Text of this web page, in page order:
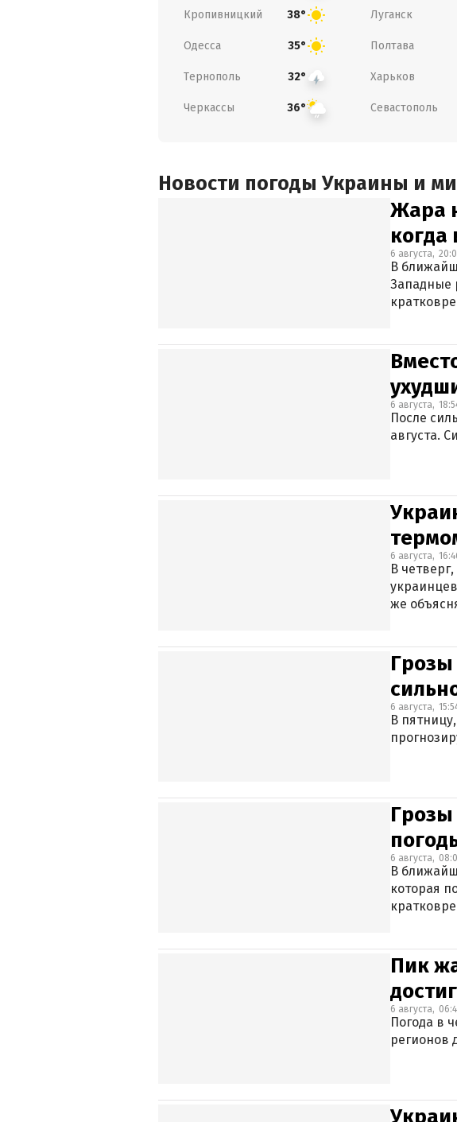
Кропивницкий 38° Луганск
Одесса 35° Полтава
Тернополь 32° Харьков
Черкассы 36° Севастополь
Новости погоды Украины и
Жара
когда
6 августа,
В
Западные
6 августа,
После
августа.
6 августа,
В
же
Грозы
6 августа,
В
Грозы
6 августа,
В
которая
Пик
6 августа,
Погода в
регионов